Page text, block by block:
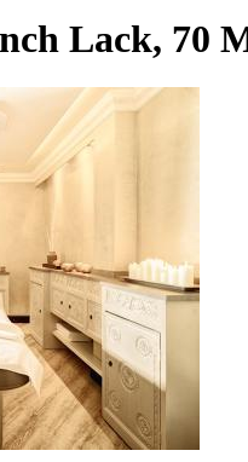
Lack, 70